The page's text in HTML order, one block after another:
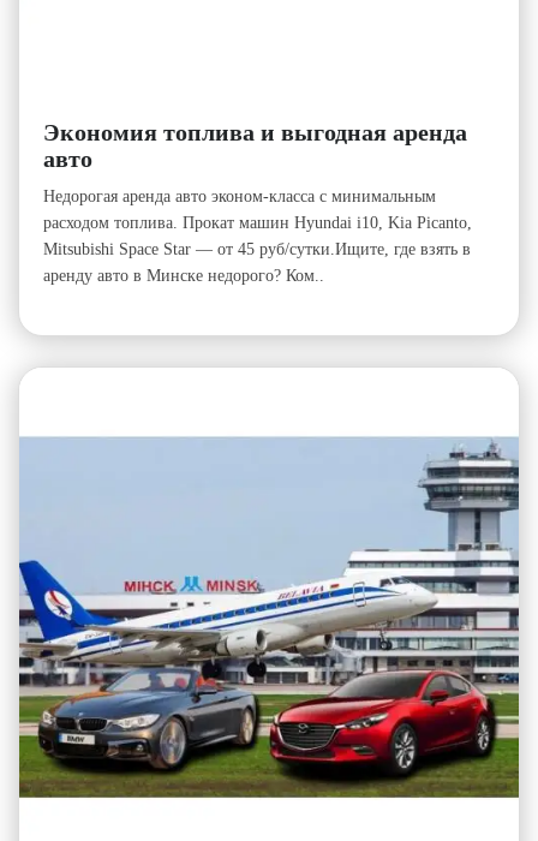
Экономия топлива и выгодная аренда
авто
Недорогая аренда авто эконом-класса с минимальным
расходом топлива. Прокат машин Hyundai i10, Kia Picanto,
Mitsubishi Space Star — от 45 руб/сутки.Ищите, где взять в
аренду авто в Минске недорого? Ком..